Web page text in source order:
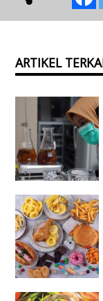
ARTIKEL